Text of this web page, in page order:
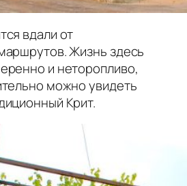
вдали от
Жизнь здесь
и неторопливо,
можно увидеть
Крит.